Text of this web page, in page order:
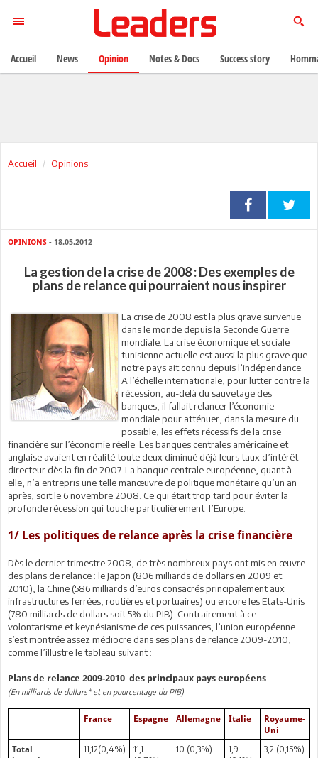
Accueil Opinions
OPINIONS - 18.05.2012
La gestion de la crise de 2008 : Des exemples de
plans de relance qui pourraient nous inspirer
La crise de 2008 est la plus grave survenue
dans le monde depuis la Seconde Guerre
mondiale. La crise économique et sociale
tunisienne actuelle est aussi la plus grave que
notre pays ait connu depuis l’indépendance.
A l’échelle internationale, pour lutter contre la
récession, au-delà du sauvetage des
banques, il fallait relancer l’économie
mondiale pour atténuer, dans la mesure du
possible, les effets récessifs de la crise
financière sur l’économie réelle. Les banques centrales américaine et
anglaise avaient en réalité toute deux diminué déjà leurs taux d’intérêt
directeur dès la fin de 2007. La banque centrale européenne, quant à
elle, n’a entrepris une telle manœuvre de politique monétaire qu’un an
après, soit le 6 novembre 2008. Ce qui était trop tard pour éviter la
profonde récession qui touche particulièrement l’Europe.
1/ Les politiques de relance après la crise financière
Dès le dernier trimestre 2008, de très nombreux pays ont mis en œuvre
des plans de relance : le Japon (806 milliards de dollars en 2009 et
2010), la Chine (586 milliards d’euros consacrés principalement aux
infrastructures ferrées, routières et portuaires) ou encore les Etats-Unis
(780 milliards de dollars soit 5% du PIB). Contrairement à ce
volontarisme et keynésianisme de ces puissances, l’union européenne
s’est montrée assez médiocre dans ses plans de relance 2009-2010,
comme l’illustre le tableau suivant :
Plans de relance 2009-2010 des principaux pays européens
(En milliards de dollars* et en pourcentage du PIB)
France Espagne Allemagne Italie
Royaume-
Uni
Total
11,12(0,4%)
11,1
10 (0,3%)
1,9
3,2 (0,15%)
Accueil News Opinion Notes & Docs Success story